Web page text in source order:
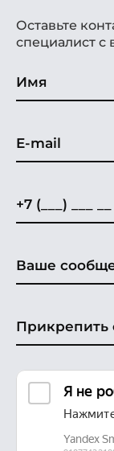
Оставьте
специалист с
Прикрепить